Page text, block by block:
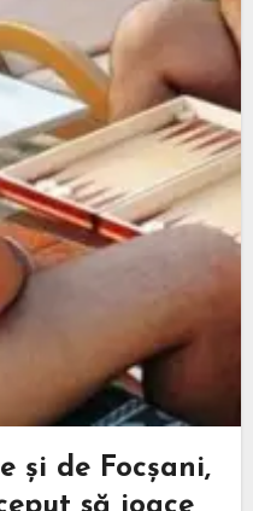
și de Focșani,